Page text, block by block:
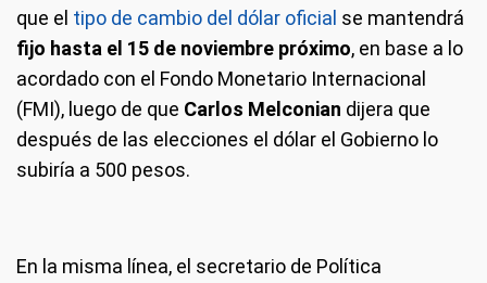
que el tipo de cambio del dólar oficial se mantendrá
fijo hasta el 15 de noviembre próximo, en base a lo
acordado con el Fondo Monetario Internacional
(FMI), luego de que Carlos Melconian dijera que
después de las elecciones el dólar el Gobierno lo
subiría a 500 pesos.
En la misma línea, el secretario de Política